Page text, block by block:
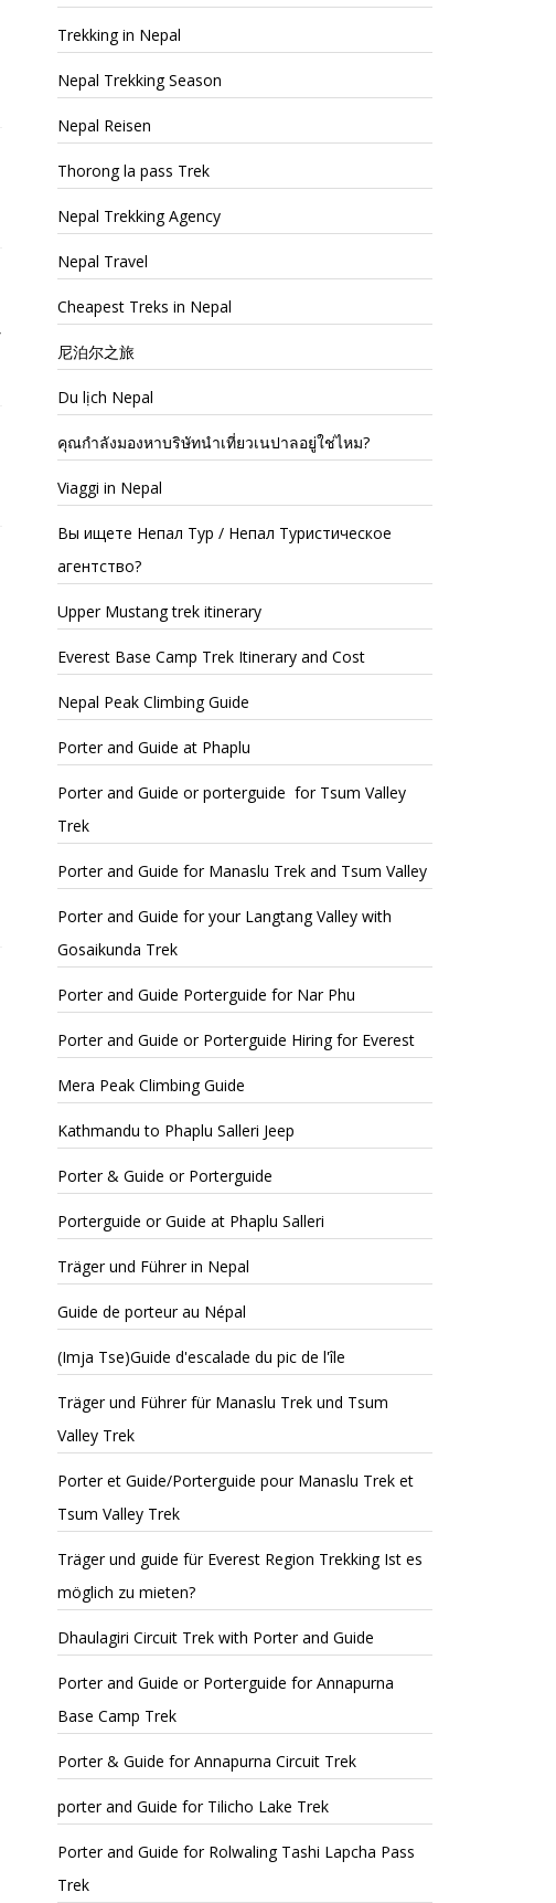
Trekking in Nepal
Nepal Trekking Season
Nepal Reisen
Thorong la pass Trek
Nepal Trekking Agency
Nepal Travel
Cheapest Treks in Nepal
尼泊尔之旅
Du lịch Nepal
คุณกำลังมองหาบริษัทนำเที่ยวเนปาลอยู่ใช่ไหม?
Viaggi in Nepal
Вы ищете Непал Тур / Непал Туристическое
агентство?
Upper Mustang trek itinerary
Everest Base Camp Trek Itinerary and Cost
Nepal Peak Climbing Guide
Porter and Guide at Phaplu
Porter and Guide or porterguide for Tsum Valley
Trek
Porter and Guide for Manaslu Trek and Tsum Valley
Porter and Guide for your Langtang Valley with
Gosaikunda Trek
Porter and Guide Porterguide for Nar Phu
Porter and Guide or Porterguide Hiring for Everest
Mera Peak Climbing Guide
Kathmandu to Phaplu Salleri Jeep
Porter & Guide or Porterguide
Porterguide or Guide at Phaplu Salleri
Träger und Führer in Nepal
Guide de porteur au Népal
(Imja Tse)Guide d'escalade du pic de l'île
Träger und Führer für Manaslu Trek und Tsum
Valley Trek
Porter et Guide/Porterguide pour Manaslu Trek et
Tsum Valley Trek
Träger und guide für Everest Region Trekking Ist es
möglich zu mieten?
Dhaulagiri Circuit Trek with Porter and Guide
Porter and Guide or Porterguide for Annapurna
Base Camp Trek
Porter & Guide for Annapurna Circuit Trek
porter and Guide for Tilicho Lake Trek
Porter and Guide for Rolwaling Tashi Lapcha Pass
Trek